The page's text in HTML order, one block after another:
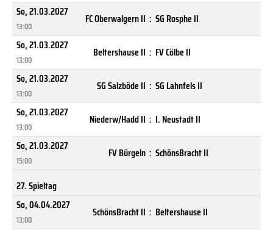
So, 21.03.2027
13:00
FC Oberwalgern II : SG Rosphe II
So, 21.03.2027
13:00
Beltershause II : FV Cölbe II
So, 21.03.2027
13:00
SG Salzböde II : SG Lahnfels II
So, 21.03.2027
13:00
Niederw/Hadd II : I. Neustadt II
So, 21.03.2027
15:00
FV Bürgeln : SchönsBracht II
27. Spieltag
So, 04.04.2027
13:00
SchönsBracht II : Beltershause II